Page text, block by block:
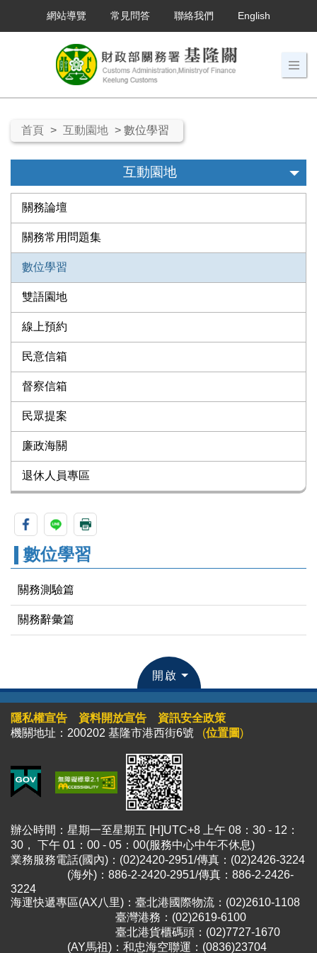
網站導覽 常見問答 聯絡我們 English
首頁 > 互動園地 > 數位學習
互動園地
關務論壇
關務常用問題集
數位學習
雙語園地
線上預約
民意信箱
督察信箱
民眾提案
廉政海關
退休人員專區
數位學習
關務測驗篇
關務辭彙篇
開啟
隱私權宣告 資料開放宣告
資訊安全政策
機關地址：200202 基隆市港西街6號
(位置圖)
辦公時間：星期一至星期五 [H]UTC+8 上午 08：30 - 12：
30， 下午 01：00 - 05：00(服務中心中午不休息)
業務服務電話(國內)：(02)2420-2951/傳真：(02)2426-3224
(海外)：886-2-2420-2951/傳真：886-2-2426-
3224
海運快遞專區(AX八里)：臺北港國際物流：(02)2610-1108
臺灣港務：(02)2619-6100
臺北港貨櫃碼頭：(02)7727-1670
(AY馬祖)：和忠海空聯運：(0836)23704